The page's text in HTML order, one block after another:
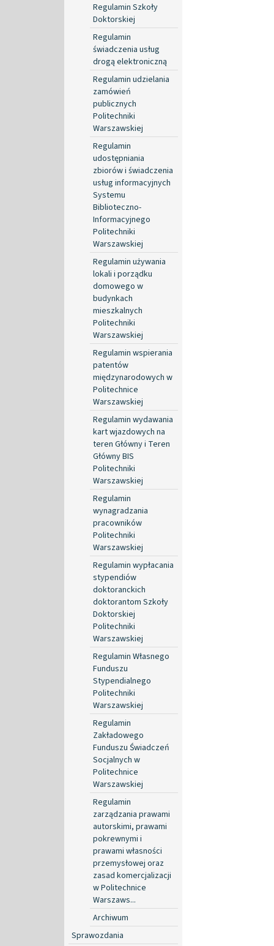
Regulamin Szkoły
Doktorskiej
Regulamin
świadczenia usług
drogą elektroniczną
Regulamin udzielania
zamówień
publicznych
Politechniki
Warszawskiej
Regulamin
udostępniania
zbiorów i świadczenia
usług informacyjnych
Systemu
Biblioteczno-
Informacyjnego
Politechniki
Warszawskiej
Regulamin używania
lokali i porządku
domowego w
budynkach
mieszkalnych
Politechniki
Warszawskiej
Regulamin wspierania
patentów
międzynarodowych w
Politechnice
Warszawskiej
Regulamin wydawania
kart wjazdowych na
teren Główny i Teren
Główny BIS
Politechniki
Warszawskiej
Regulamin
wynagradzania
pracowników
Politechniki
Warszawskiej
Regulamin wypłacania
stypendiów
doktoranckich
doktorantom Szkoły
Doktorskiej
Politechniki
Warszawskiej
Regulamin Własnego
Funduszu
Stypendialnego
Politechniki
Warszawskiej
Regulamin
Zakładowego
Funduszu Świadczeń
Socjalnych w
Politechnice
Warszawskiej
Regulamin
zarządzania prawami
autorskimi, prawami
pokrewnymi i
prawami własności
przemysłowej oraz
zasad komercjalizacji
w Politechnice
Warszaws...
Archiwum
Sprawozdania